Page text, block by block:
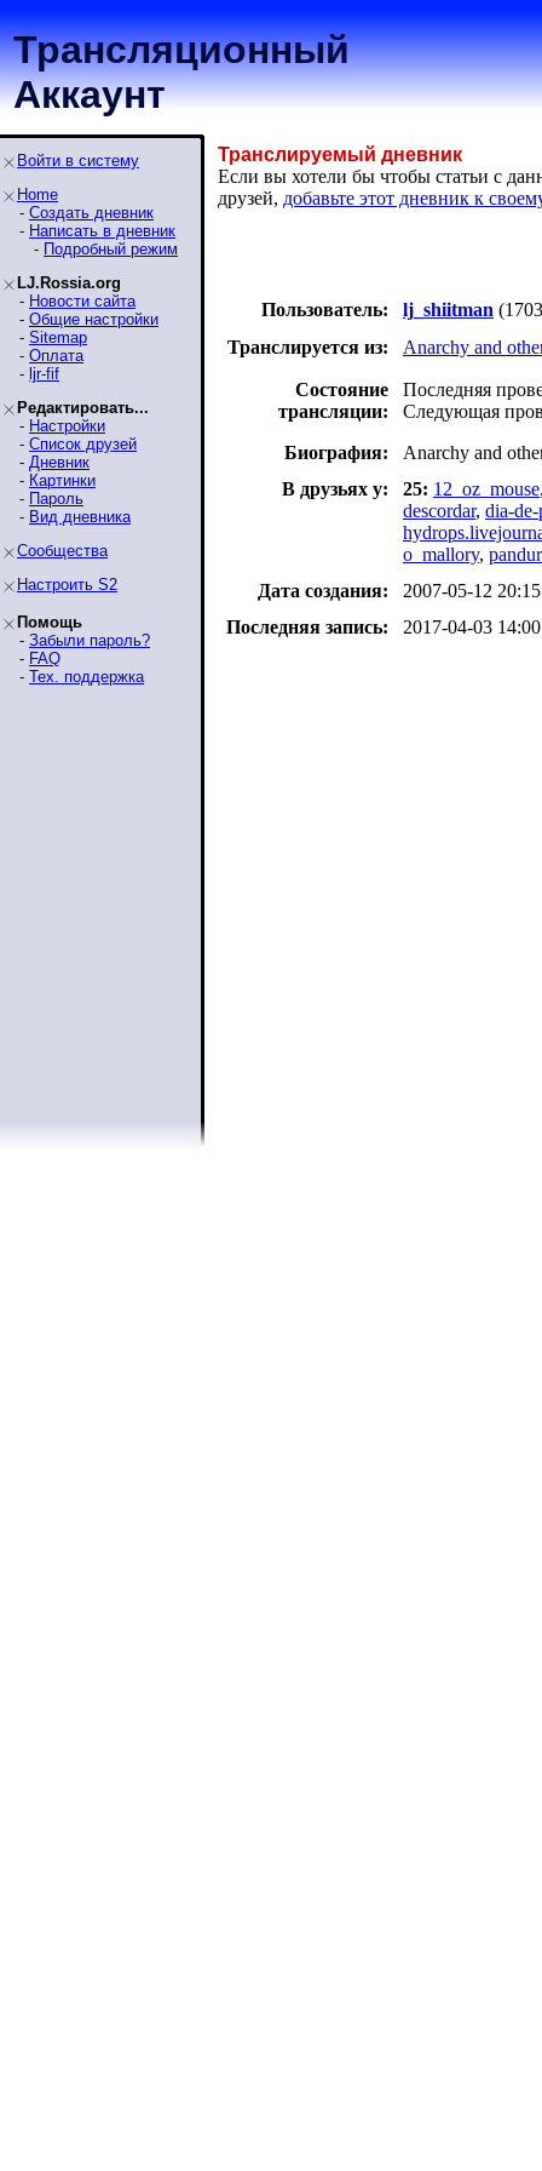
Трансляционный
Аккаунт
Войти в систему
Home
- Создать дневник
- Написать в дневник
- Подробный режим
LJ.Rossia.org
- Новости сайта
- Общие настройки
- Sitemap
- Оплата
- ljr-fif
Редактировать...
- Настройки
- Список друзей
- Дневник
- Картинки
- Пароль
- Вид дневника
Сообщества
Настроить S2
Помощь
- Забыли пароль?
- FAQ
- Тех. поддержка
Транслируемый дневник
Если вы хотели бы чтобы статьи с
друзей, добавьте этот дневник к
Пользователь: lj_shiitman
Транслируется из:
Anarchy and
Состояние
трансляции:
Последняя
Следующая
Биография:
Anarchy and
В друзьях у:
25: 12_oz_mouse
descordar, dia-
o_mallory,
Дата создания:
2007-05-12
Последняя запись:
2017-04-03